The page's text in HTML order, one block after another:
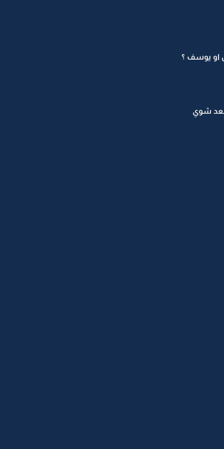
او يوسف ؟
شوي